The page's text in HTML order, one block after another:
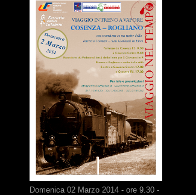
Domenica 02 Marzo 2014 - ore 9.30 -